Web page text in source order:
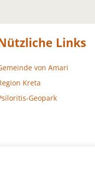
Links
von Amari
Kreta
Geopark